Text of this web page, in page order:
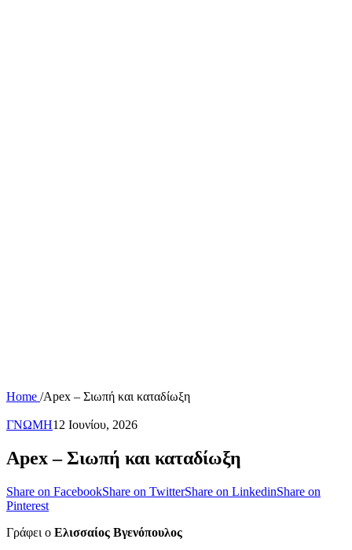
Home /Apex – Σιωπή και καταδίωξη
ΓΝΩΜΗ12 Ιουνίου, 2026
Apex – Σιωπή και καταδίωξη
Share on FacebookShare on TwitterShare on LinkedinShare on
Pinterest
Γράφει ο Ελισσαίος Βγενόπουλος